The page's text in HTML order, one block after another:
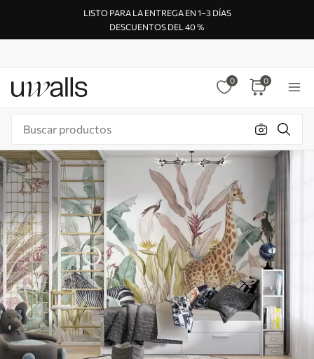
LISTO PARA LA ENTREGA EN 1–3 DÍAS
DESCUENTOS DEL 40 %
0 0